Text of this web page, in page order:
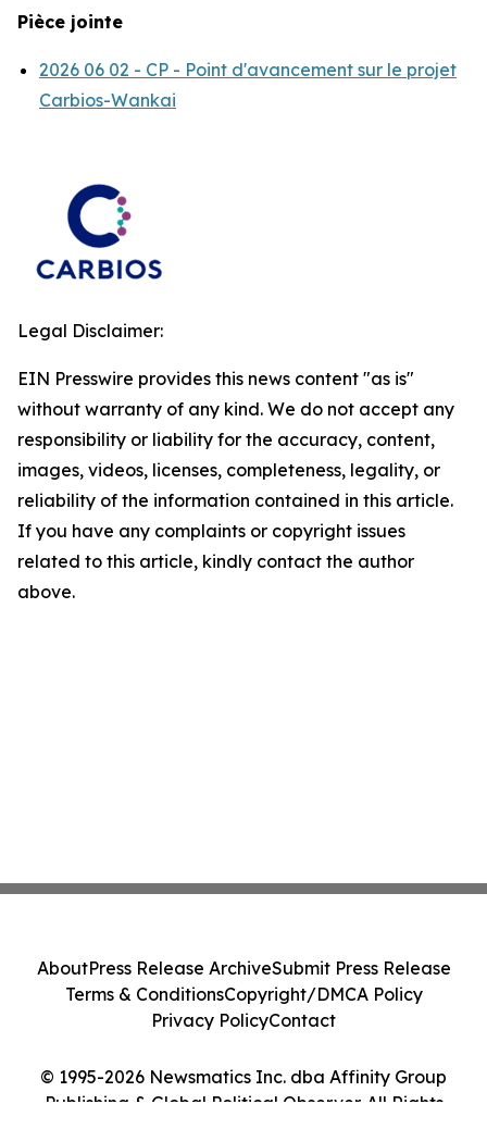
Pièce jointe
2026 06 02 - CP - Point d'avancement sur le projet
Carbios-Wankai
Legal Disclaimer:
EIN Presswire provides this news content "as is"
without warranty of any kind. We do not accept any
responsibility or liability for the accuracy, content,
images, videos, licenses, completeness, legality, or
reliability of the information contained in this article.
If you have any complaints or copyright issues
related to this article, kindly contact the author
above.
© 1995-2026 Newsmatics Inc. dba Affinity Group
Publishing & Global Political Observer. All Rights
AboutPress Release ArchiveSubmit Press Release
Terms & ConditionsCopyright/DMCA Policy
Privacy PolicyContact